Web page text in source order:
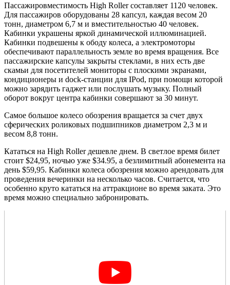
Пассажировместимость High Roller составляет 1120 человек.
Для пассажиров оборудованы 28 капсул, каждая весом 20
тонн, диаметром 6,7 м и вместительностью 40 человек.
Кабинки украшены яркой динамической иллюминацией.
Кабинки подвешены к ободу колеса, а электромоторы
обеспечивают параллельность земле во время вращения. Все
пассажирские капсулы закрыты стеклами, в них есть две
скамьи для посетителей мониторы с плоскими экранами,
кондиционеры и dock-станции для IPod, при помощи которой
можно зарядить гаджет или послушать музыку. Полный
оборот вокруг центра кабинки совершают за 30 минут.
Самое большое колесо обозрения вращается за счет двух
сферических роликовых подшипников диаметром 2,3 м и
весом 8,8 тонн.
Кататься на High Roller дешевле днем. В светлое время билет
стоит $24,95, ночью уже $34.95, а безлимитный абонемента на
день $59,95. Кабинки колеса обозрения можно арендовать для
проведения вечеринки на несколько часов. Считается, что
особенно круто кататься на аттракционе во время заката. Это
время можно специально забронировать.